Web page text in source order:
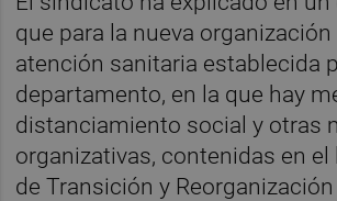
que para la nueva organización
atención sanitaria establecida
departamento, en la que hay
distanciamiento social y otras
organizativas, contenidas en el
de Transición y Reorganización